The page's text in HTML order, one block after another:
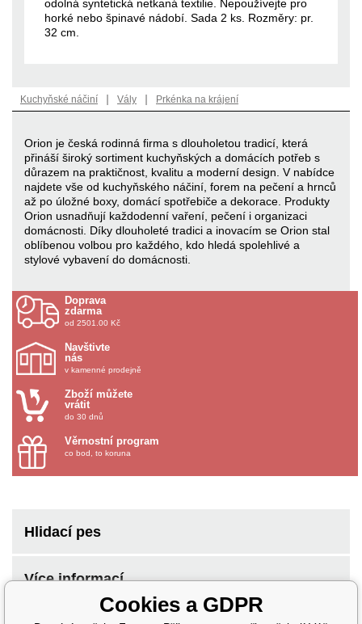
odolná syntetická netkaná textilie. Nepoužívejte pro
horké nebo špinavé nádobí. Sada 2 ks. Rozměry: pr.
32 cm.
Kuchyňské náčiní | Vály | Prkénka na krájení
Orion je česká rodinná firma s dlouholetou tradicí, která
přináší široký sortiment kuchyňských a domácích potřeb s
důrazem na praktičnost, kvalitu a moderní design. V nabídce
najdete vše od kuchyňského náčiní, forem na pečení a hrnců
až po úložné boxy, domácí spotřebiče a dekorace. Produkty
Orion usnadňují každodenní vaření, pečení i organizaci
domácnosti. Díky dlouholeté tradici a inovacím se Orion stal
oblíbenou volbou pro každého, kdo hledá spolehlivé a
stylové vybavení do domácnosti.
Doprava
zdarma
od 2501.00 Kč
Navštivte
nás
v kamenné prodejně
Zboží můžete
vrátit
do 30 dnů
Věrnostní program
co bod, to koruna
Hlidací pes
Více informací
Cookies a GDPR